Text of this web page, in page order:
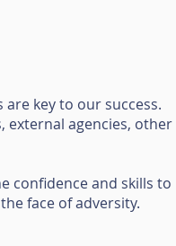
key to our success.
external agencies, other
confidence and skills to
face of adversity.